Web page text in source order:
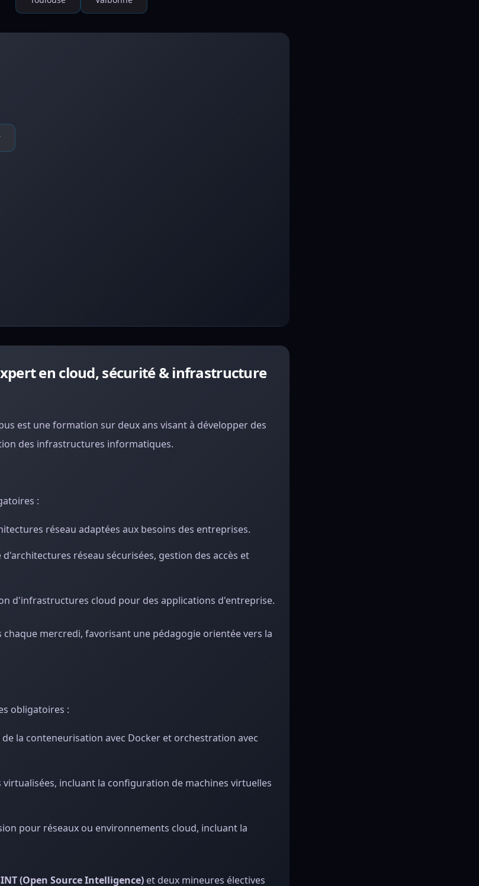
en cloud, sécurité & infrastructure
est une formation sur deux ans visant à développer des
des infrastructures informatiques.
:
réseau adaptées aux besoins des entreprises.
d'architectures réseau sécurisées, gestion des accès et
d'infrastructures cloud pour des applications d'entreprise.
mercredi, favorisant une pédagogie orientée vers la
obligatoires :
la conteneurisation avec Docker et orchestration avec
incluant la configuration de machines virtuelles
pour réseaux ou environnements cloud, incluant la
(Open Source Intelligence) et deux mineures électives